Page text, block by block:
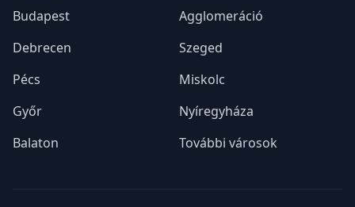
Budapest
Agglomeráció
Debrecen
Szeged
Pécs
Miskolc
Győr
Nyíregyháza
Balaton
További városok